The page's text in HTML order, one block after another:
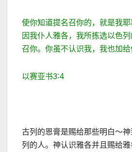
使你知道提名召你的，就是我耶
因我仆人雅各，我所拣选以色
召你。你虽不认识我，我也加给
以赛亚书3:4
古列的恩膏是赐给那些明白～
列的人。神认识雅各并且赐给